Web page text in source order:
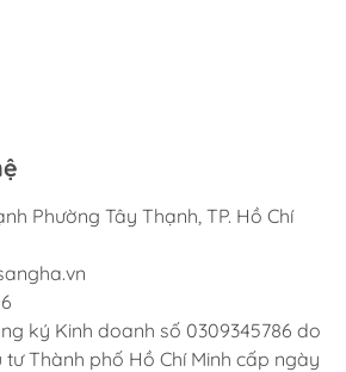
Phường Tây Thạnh, TP. Hồ Chí
ký Kinh doanh số 0309345786 do
Thành phố Hồ Chí Minh cấp ngày